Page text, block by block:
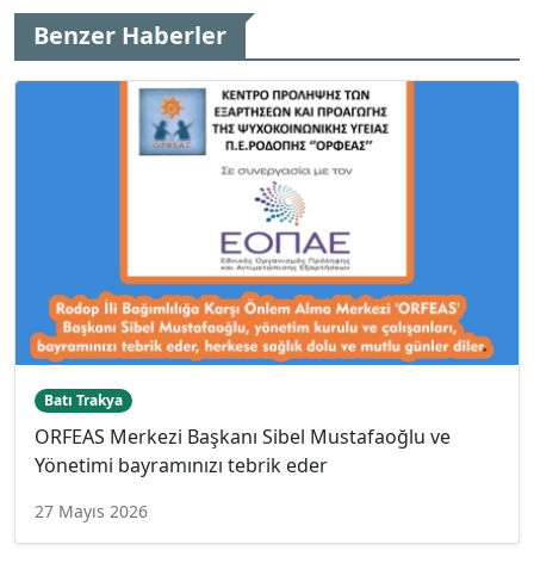
Benzer Haberler
Batı Trakya
ORFEAS Merkezi Başkanı Sibel Mustafaoğlu ve
Yönetimi bayramınızı tebrik eder
27 Mayıs 2026